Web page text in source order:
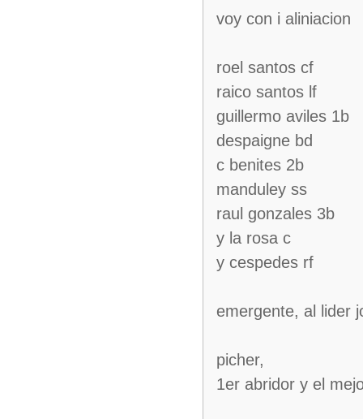
voy con i aliniacion
roel santos cf
raico santos lf
guillermo aviles 1b
despaigne bd
c benites 2b
manduley ss
raul gonzales 3b
y la rosa c
y cespedes rf
emergente, al lider
picher,
1er abridor y el